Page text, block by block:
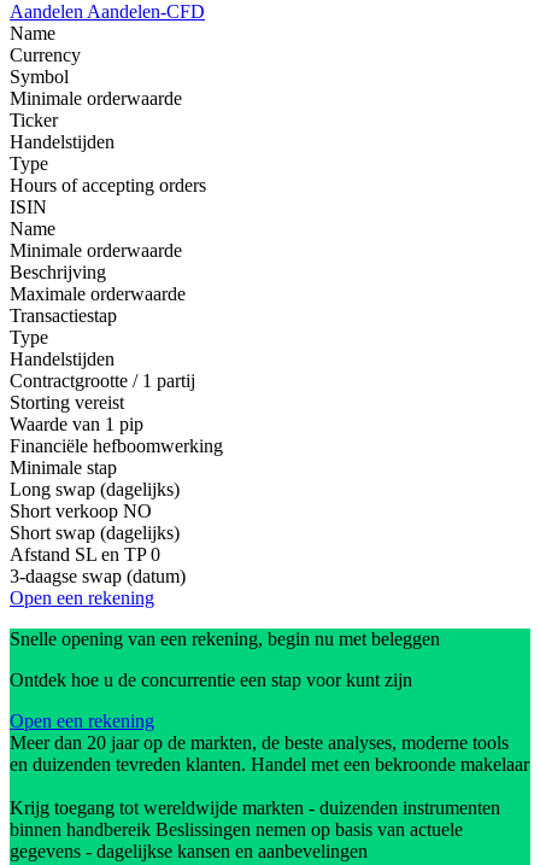
Aandelen Aandelen-CFD
Name
Currency
Symbol
Minimale orderwaarde
Ticker
Handelstijden
Type
Hours of accepting orders
ISIN
Name
Minimale orderwaarde
Beschrijving
Maximale orderwaarde
Transactiestap
Type
Handelstijden
Contractgrootte / 1 partij
Storting vereist
Waarde van 1 pip
Financiële hefboomwerking
Minimale stap
Long swap (dagelijks)
Short verkoop NO
Short swap (dagelijks)
Afstand SL en TP 0
3-daagse swap (datum)
Open een rekening
Snelle opening van een rekening, begin nu met beleggen
Ontdek hoe u de concurrentie een stap voor kunt zijn
Open een rekening
Meer dan 20 jaar op de markten, de beste analyses, moderne tools
en duizenden tevreden klanten. Handel met een bekroonde makelaar
Krijg toegang tot wereldwijde markten - duizenden instrumenten
binnen handbereik Beslissingen nemen op basis van actuele
gegevens - dagelijkse kansen en aanbevelingen